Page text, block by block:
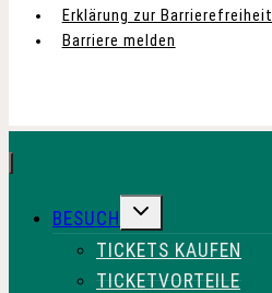
Erklärung zur Barrierefreiheit
Barriere melden
BESUCH
UNTERMENÜ
TICKETS KAUFEN
TICKETVORTEILE